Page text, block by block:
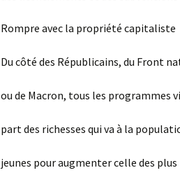
Rompre avec la propriété capitaliste
Du côté des Républicains, du Front
ou de Macron, tous les programmes
part des richesses qui va à la
jeunes pour augmenter celle des plus